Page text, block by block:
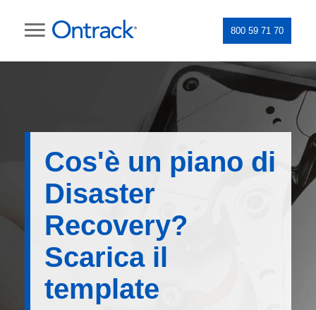
800 59 71 70
Cos'è un piano di
Disaster
Recovery?
Scarica il
template